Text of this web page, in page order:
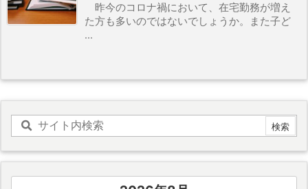
昨今のコロナ禍において、在宅勤務が増え
た方も多いのではないでしょうか。また子ど
...